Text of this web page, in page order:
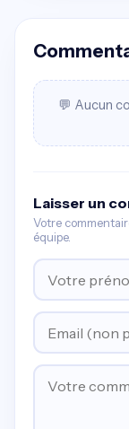
💬 Aucun
Laisser un
Votre
équipe.